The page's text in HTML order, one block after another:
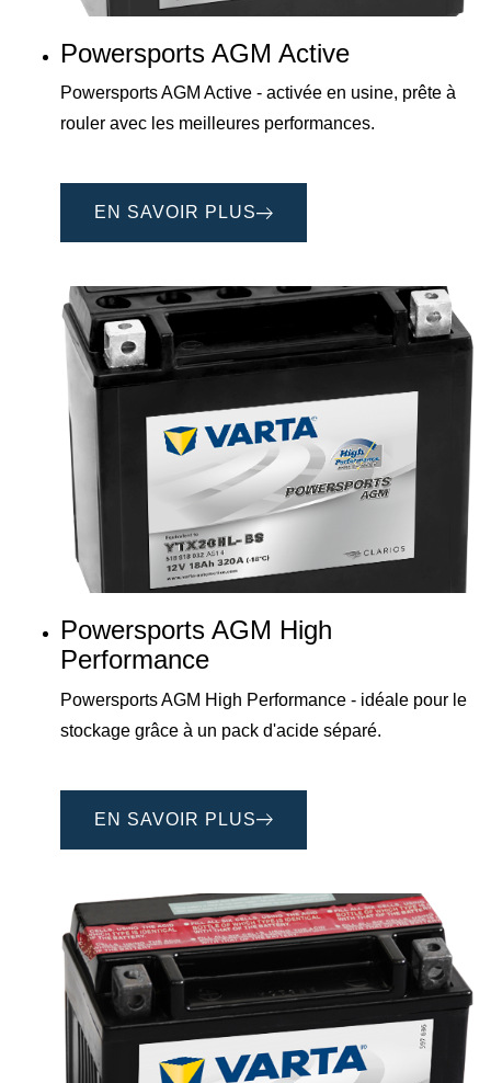
Powersports AGM Active
Powersports AGM Active - activée en usine, prête à
rouler avec les meilleures performances.
EN SAVOIR PLUS
Powersports AGM High
Performance
Powersports AGM High Performance - idéale pour le
stockage grâce à un pack d'acide séparé.
EN SAVOIR PLUS